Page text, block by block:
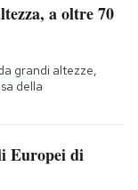
a oltre 70
grandi altezze,
della
Europei di